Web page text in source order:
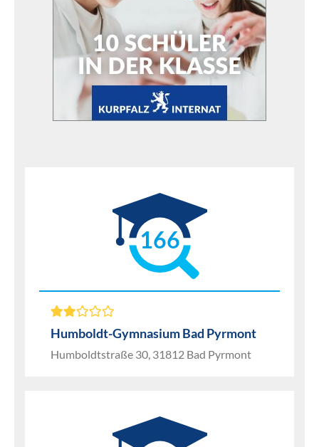
166
Humboldt-Gymnasium Bad Pyrmont
Humboldtstraße 30, 31812 Bad Pyrmont